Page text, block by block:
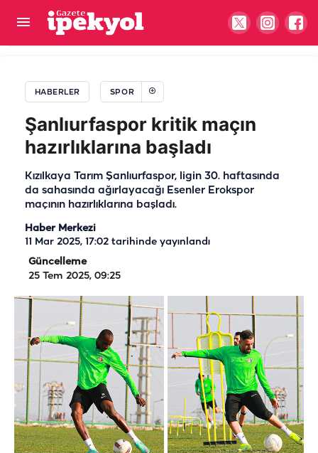
HABERLER SPOR
Şanlıurfaspor kritik maçın
hazırlıklarına başladı
Kızılkaya Tarım Şanlıurfaspor, ligin 30. haftasında
da sahasında ağırlayacağı Esenler Erokspor
maçının hazırlıklarına başladı.
Haber Merkezi
11 Mar 2025, 17:02 tarihinde yayınlandı
Güncelleme
25 Tem 2025, 09:25
Şanlıurfaspor'un 'kara kutusu' açılıyor! “Ucu kime